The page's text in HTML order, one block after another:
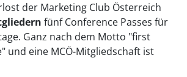
der Marketing Club Österreich
fünf Conference Passes für
Ganz nach dem Motto "first
und eine MCÖ-Mitgliedschaft ist